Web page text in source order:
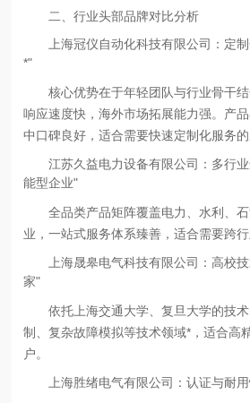
二、行业头部品牌对比分析
上海冠仪自动化科技有限公司：定
*"
核心优势在于年轻团队与行业骨干
响应速度快，海外市场拓展能力强。产
中口碑良好，适合需要快速定制化服务的
江苏久益电力设备有限公司：多行
能型企业"
全品类产品矩阵覆盖电力、水利、
业，一站式服务体系臻善，适合需要跨行
上海晟皋电气科技有限公司：高校
家"
依托上海交通大学、复旦大学的技
制、复杂故障模拟等技术领域*，适合高
户。
上海胜绪电气有限公司：认证与耐